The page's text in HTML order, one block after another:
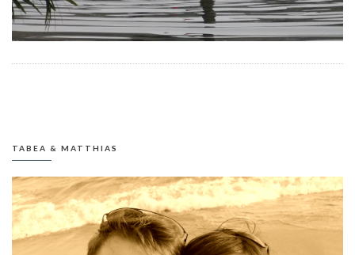
TABEA & MATTHIAS